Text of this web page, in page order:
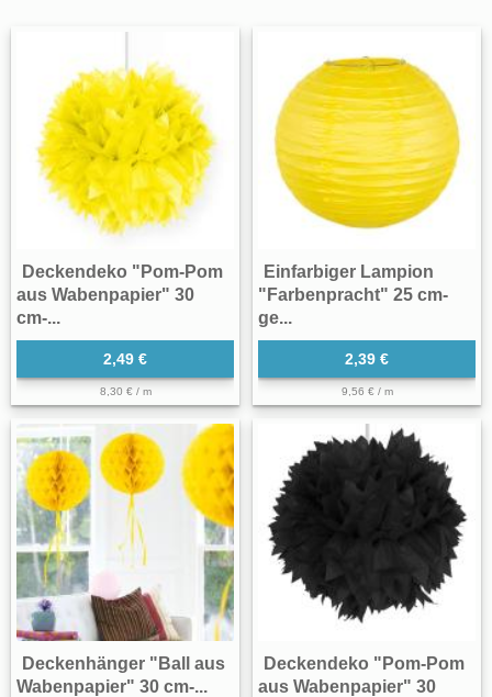
Deckendeko "Pom-Pom
aus Wabenpapier" 30
cm-...
2,49 €
8,30 € / m
Einfarbiger Lampion
"Farbenpracht" 25 cm-
ge...
2,39 €
9,56 € / m
Deckenhänger "Ball aus
Wabenpapier" 30 cm-...
Deckendeko "Pom-Pom
aus Wabenpapier" 30